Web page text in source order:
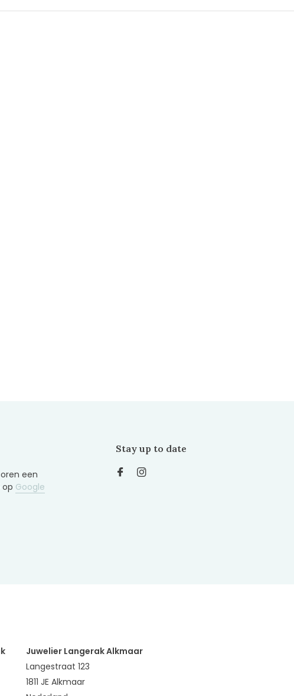
een
op Google
Stay up to date
Juwelier Langerak Alkmaar
Langestraat 123
1811 JE Alkmaar